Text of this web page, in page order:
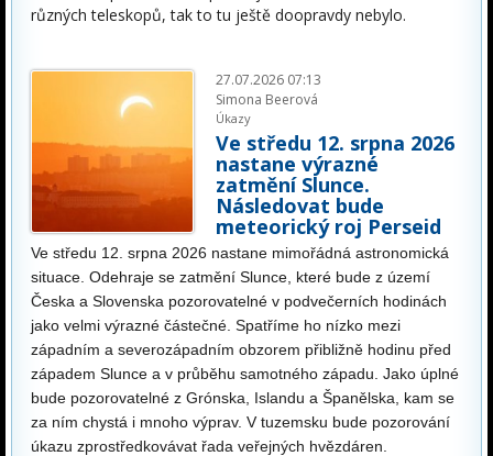
různých teleskopů, tak to tu ještě doopravdy nebylo.
27.07.2026 07:13
Simona Beerová
Úkazy
Ve středu 12. srpna 2026
nastane výrazné
zatmění Slunce.
Následovat bude
meteorický roj Perseid
Ve středu 12. srpna 2026 nastane mimořádná astronomická
situace. Odehraje se zatmění Slunce, které bude z území
Česka a Slovenska pozorovatelné v podvečerních hodinách
jako velmi výrazné částečné. Spatříme ho nízko mezi
západním a severozápadním obzorem přibližně hodinu před
západem Slunce a v průběhu samotného západu. Jako úplné
bude pozorovatelné z Grónska, Islandu a Španělska, kam se
za ním chystá i mnoho výprav. V tuzemsku bude pozorování
úkazu zprostředkovávat řada veřejných hvězdáren.